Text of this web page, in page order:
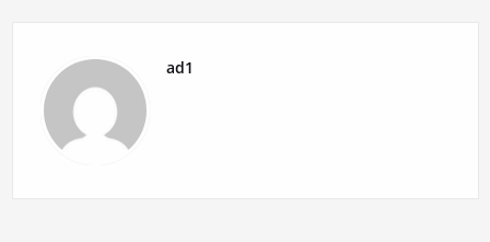
ad1